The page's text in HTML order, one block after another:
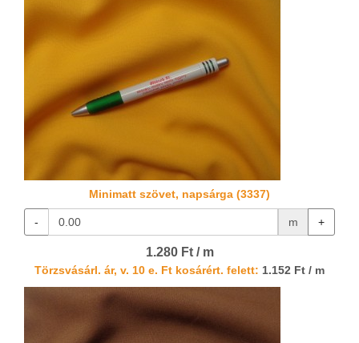
Minimatt szövet, napsárga (3337)
- m +
1.280 Ft / m
Törzsvásárl. ár, v. 10 e. Ft kosárért. felett: 1.152 Ft / m